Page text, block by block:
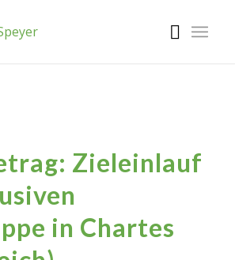
Zieleinlauf
in Chartes